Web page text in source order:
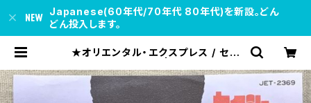
Japanese(60年代/70年代 80年代)を新設。どん
どん投入します。
★オリエンタル・エクスプレス / セク
t records